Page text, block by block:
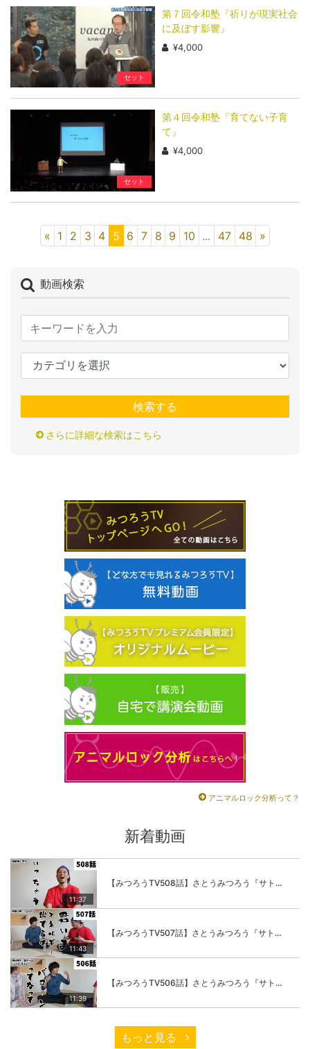
セット
第７回令和塾『祈りが現実社会
に及ぼす影響』
¥4,000
セット
第４回令和塾『育てない子育
て』
¥4,000
« 1 2 3 4 5 6 7 8 9 10 ... 47 48 »
動画検索
検索する
さらに詳細な検索はこちら
アニマルロック分析って？
新着動画
11:37
【みつろうTV508話】さとうみつろう『サトレル男塾』編④「“毎日”が変わります。楽しく」
11:43
【みつろうTV507話】さとうみつろう『サトレル男塾』編③「快楽は“自分のカラダの内側”にしかない」
11:39
【みつろうTV506話】さとうみつろう『サトレル男塾』編②「不思議な棒をお尻に…」
もっと見る